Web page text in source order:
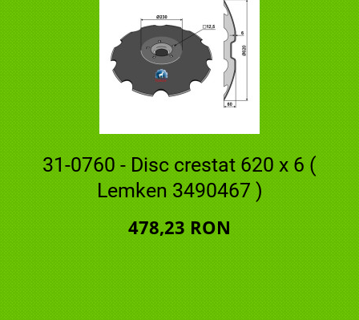
31-0760 - Disc crestat 620 x 6 (
Lemken 3490467 )
478,23 RON